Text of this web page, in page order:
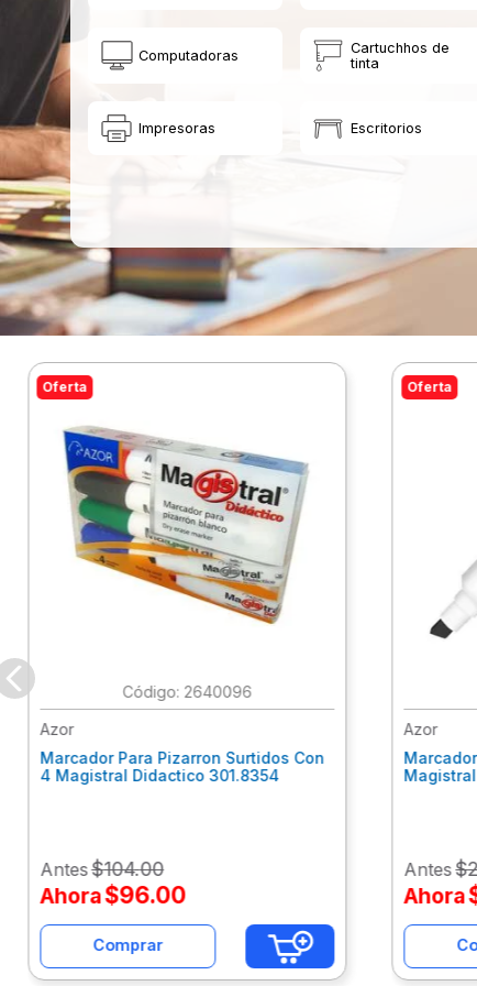
Computadoras
Cartuchhos de
tinta
Impresoras Escritorios
Oferta
: 2640096
Azor
Marcador Para Pizarron Surtidos Con
4 Magistral Didactico 301.8354
Antes$104.00
Ahora$96.00
Comprar
Oferta
Azor
Antes$
Ahora